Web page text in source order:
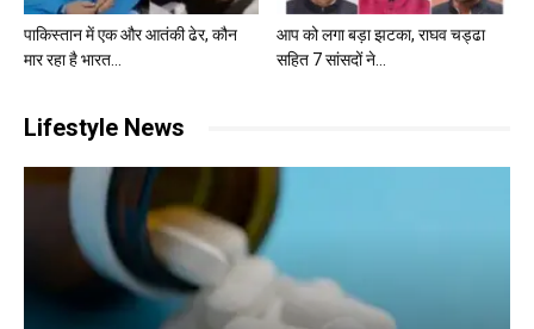
पाकिस्तान में एक और आतंकी ढेर, कौन
मार रहा है भारत...
आप को लगा बड़ा झटका, राघव चड्ढा
सहित 7 सांसदों ने...
Lifestyle News